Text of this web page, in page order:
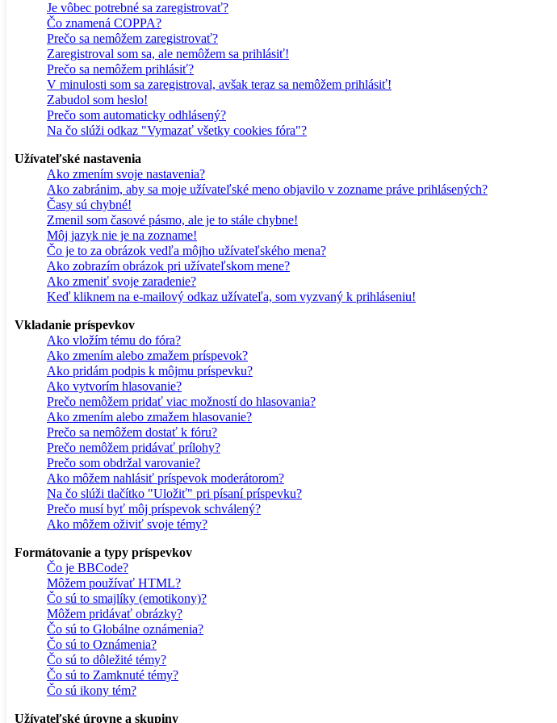
Je vôbec potrebné sa zaregistrovať?
Čo znamená COPPA?
Prečo sa nemôžem zaregistrovať?
Zaregistroval som sa, ale nemôžem sa prihlásiť!
Prečo sa nemôžem prihlásiť?
V minulosti som sa zaregistroval, avšak teraz sa nemôžem prihlásiť!
Zabudol som heslo!
Prečo som automaticky odhlásený?
Na čo slúži odkaz "Vymazať všetky cookies fóra"?
Užívateľské nastavenia
Ako zmením svoje nastavenia?
Ako zabránim, aby sa moje užívateľské meno objavilo v zozname práve prihlásených?
Časy sú chybné!
Zmenil som časové pásmo, ale je to stále chybne!
Môj jazyk nie je na zozname!
Čo je to za obrázok vedľa môjho užívateľského mena?
Ako zobrazím obrázok pri užívateľskom mene?
Ako zmeniť svoje zaradenie?
Keď kliknem na e-mailový odkaz užívateľa, som vyzvaný k prihláseniu!
Vkladanie príspevkov
Ako vložím tému do fóra?
Ako zmením alebo zmažem príspevok?
Ako pridám podpis k môjmu príspevku?
Ako vytvorím hlasovanie?
Prečo nemôžem pridať viac možností do hlasovania?
Ako zmením alebo zmažem hlasovanie?
Prečo sa nemôžem dostať k fóru?
Prečo nemôžem pridávať prílohy?
Prečo som obdržal varovanie?
Ako môžem nahlásiť príspevok moderátorom?
Na čo slúži tlačítko "Uložiť" pri písaní príspevku?
Prečo musí byť môj príspevok schválený?
Ako môžem oživiť svoje témy?
Formátovanie a typy príspevkov
Čo je BBCode?
Môžem používať HTML?
Čo sú to smajlíky (emotikony)?
Môžem pridávať obrázky?
Čo sú to Globálne oznámenia?
Čo sú to Oznámenia?
Čo sú to dôležité témy?
Čo sú to Zamknuté témy?
Čo sú ikony tém?
Užívateľské úrovne a skupiny